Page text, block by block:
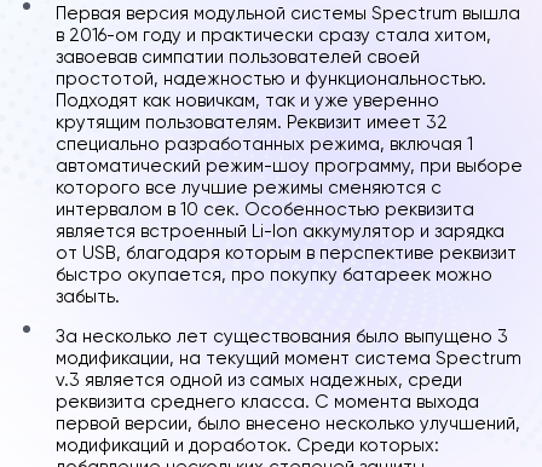
Первая версия модульной системы Spectrum вышла
в 2016-ом году и практически сразу стала хитом,
завоевав симпатии пользователей своей
простотой, надежностью и функциональностью.
Подходят как новичкам, так и уже уверенно
крутящим пользователям. Реквизит имеет 32
специально разработанных режима, включая 1
автоматический режим-шоу программу, при выборе
которого все лучшие режимы сменяются с
интервалом в 10 сек. Особенностью реквизита
является встроенный Li-Ion аккумулятор и зарядка
от USB, благодаря которым в перспективе реквизит
быстро окупается, про покупку батареек можно
забыть.
За несколько лет существования было выпущено 3
модификации, на текущий момент система Spectrum
v.3 является одной из самых надежных, среди
реквизита среднего класса. С момента выхода
первой версии, было внесено несколько улучшений,
модификаций и доработок. Среди которых: